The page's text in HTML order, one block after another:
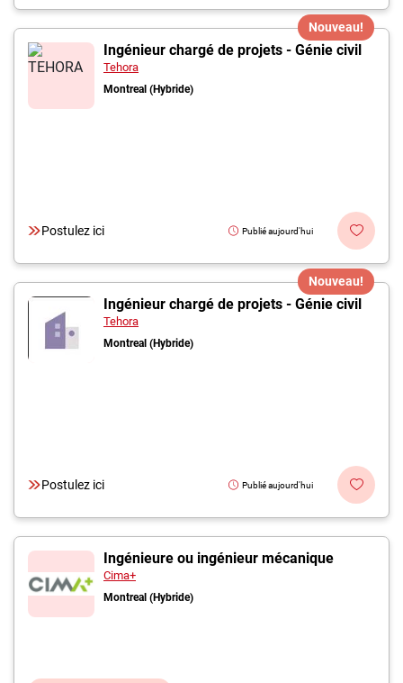
Nouveau!
Ingénieur chargé de projets - Génie civil
Tehora
Montreal (Hybride)
Postulez ici Publié aujourd'hui
Nouveau!
Ingénieur chargé de projets - Génie civil
Tehora
Montreal (Hybride)
Postulez ici Publié aujourd'hui
Ingénieure ou ingénieur mécanique
Cima+
Montreal (Hybride)